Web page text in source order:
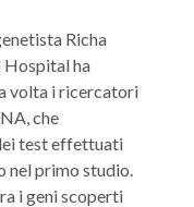
Richa
Hospital ha
volta i ricercatori
che
test effettuati
nel primo studio.
i geni scoperti